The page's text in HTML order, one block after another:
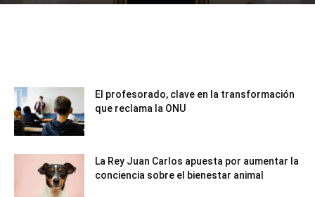
El profesorado, clave en la transformación
que reclama la ONU
La Rey Juan Carlos apuesta por aumentar la
conciencia sobre el bienestar animal